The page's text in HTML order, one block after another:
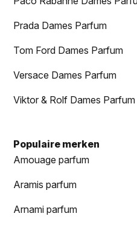
Prada Dames Parfum
Tom Ford Dames Parfum
Versace Dames Parfum
Viktor & Rolf Dames Parfum
Populaire merken
Amouage parfum
Aramis parfum
Arnami parfum